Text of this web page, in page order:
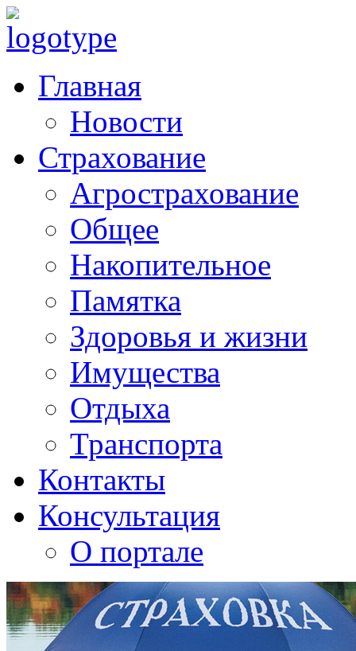
Главная
Новости
Страхование
Агрострахование
Общее
Накопительное
Памятка
Здоровья и жизни
Имущества
Отдыха
Транспорта
Контакты
Консультация
О портале